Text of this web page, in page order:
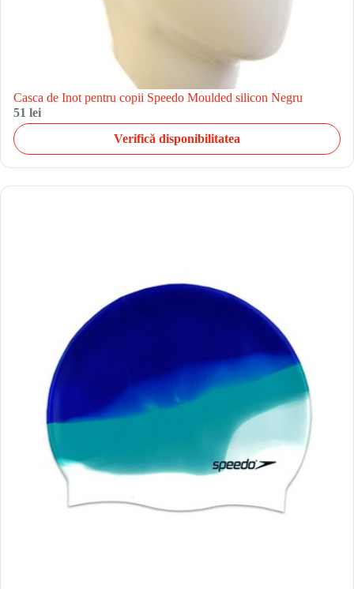
Casca de Inot pentru copii Speedo Moulded silicon Negru
51 lei
Verifică disponibilitatea